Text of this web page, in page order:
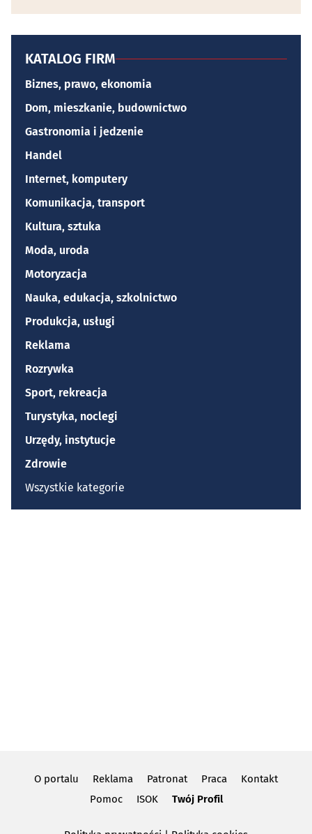
KATALOG FIRM
Biznes, prawo, ekonomia
Dom, mieszkanie, budownictwo
Gastronomia i jedzenie
Handel
Internet, komputery
Komunikacja, transport
Kultura, sztuka
Moda, uroda
Motoryzacja
Nauka, edukacja, szkolnictwo
Produkcja, usługi
Reklama
Rozrywka
Sport, rekreacja
Turystyka, noclegi
Urzędy, instytucje
Zdrowie
Wszystkie kategorie
O portalu Reklama Patronat Praca
Kontakt
Pomoc
ISOK Twój Profil